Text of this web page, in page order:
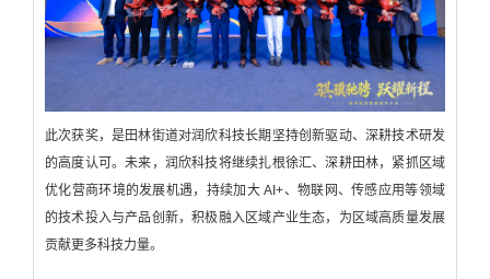
此次获奖，是田林街道对润欣科技长期坚持创新驱动、深耕技术研发
的高度认可。未来，润欣科技将继续扎根徐汇、深耕田林，紧抓区域
优化营商环境的发展机遇，持续加大 AI+、物联网、传感应用等领域
的技术投入与产品创新，积极融入区域产业生态，为区域高质量发展
贡献更多科技力量。